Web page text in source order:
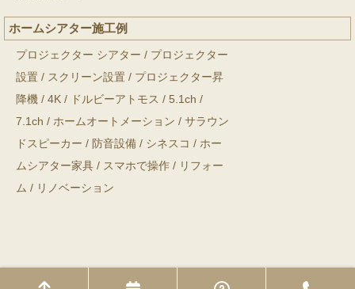
ホームシアター施工例
プロジェクター シアター / プロジェクター
設置 / スクリーン設置 / プロジェクター昇
降機 / 4K / ドルビーアトモス / 5.1ch /
7.1ch / ホームオートメーション / サラウン
ドスピーカー / 防音設備 / シネスコ / ホー
ムシアター家具 / スマホで操作 / リフォー
ム / リノベーション